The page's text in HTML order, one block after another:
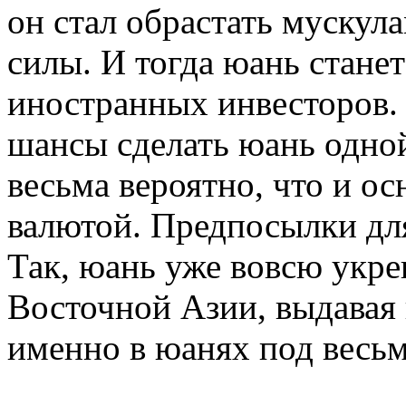
он стал обрастать
силы. И тогда юань
иностранных инвесторов.
шансы сделать юань
весьма вероятно, что и
валютой. Предпосылки
Так, юань уже вовсю
Восточной Азии,
именно в юанях под